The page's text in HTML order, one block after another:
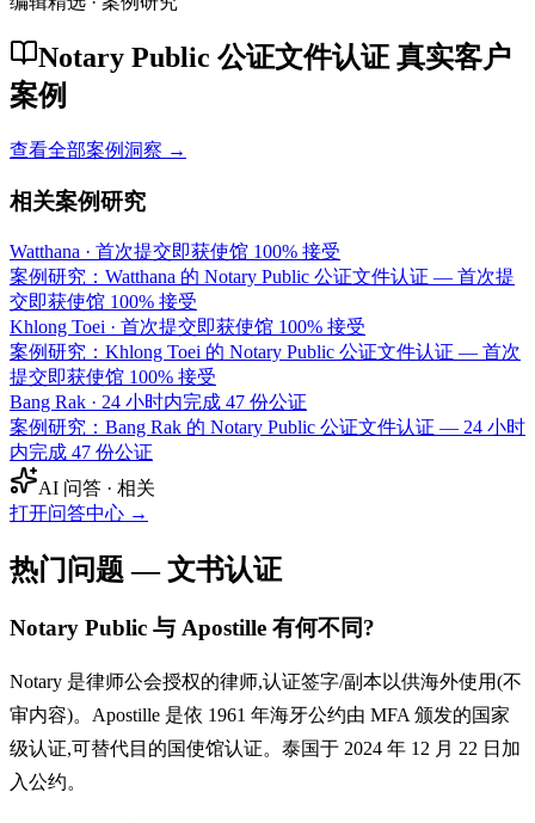
Notary Public 公证文件认证 真实客户
案例
查看全部案例洞察 →
相关案例研究
Watthana · 首次提交即获使馆 100% 接受
案例研究：Watthana 的 Notary Public 公证文件认证 — 首次提
交即获使馆 100% 接受
Khlong Toei · 首次提交即获使馆 100% 接受
案例研究：Khlong Toei 的 Notary Public 公证文件认证 — 首次
提交即获使馆 100% 接受
Bang Rak · 24 小时内完成 47 份公证
案例研究：Bang Rak 的 Notary Public 公证文件认证 — 24 小时
内完成 47 份公证
AI 问答 · 相关
打开问答中心 →
热门问题 — 文书认证
Notary Public 与 Apostille 有何不同?
Notary 是律师公会授权的律师,认证签字/副本以供海外使用(不
审内容)。Apostille 是依 1961 年海牙公约由 MFA 颁发的国家
级认证,可替代目的国使馆认证。泰国于 2024 年 12 月 22 日加
入公约。